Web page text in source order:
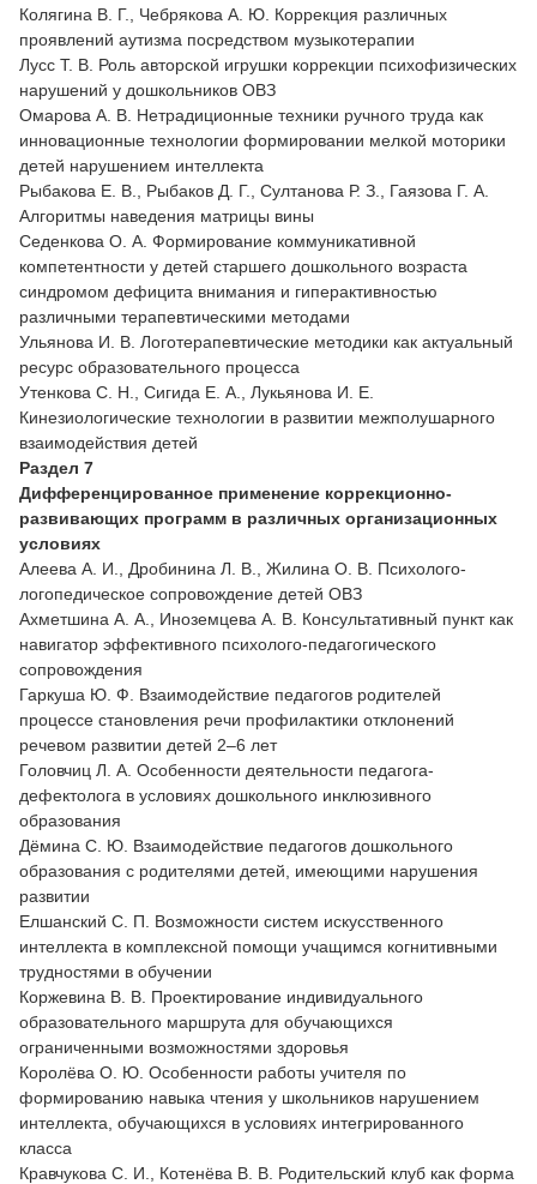
Колягина В. Г., Чебрякова А. Ю. Коррекция различных
проявлений аутизма посредством музыкотерапии
Лусс Т. В. Роль авторской игрушки коррекции психофизических
нарушений у дошкольников ОВЗ
Омарова А. В. Нетрадиционные техники ручного труда как
инновационные технологии формировании мелкой моторики
детей нарушением интеллекта
Рыбакова Е. В., Рыбаков Д. Г., Султанова Р. З., Гаязова Г. А.
Алгоритмы наведения матрицы вины
Седенкова О. А. Формирование коммуникативной
компетентности у детей старшего дошкольного возраста
синдромом дефицита внимания и гиперактивностью
различными терапевтическими методами
Ульянова И. В. Логотерапевтические методики как актуальный
ресурс образовательного процесса
Утенкова С. Н., Сигида Е. А., Лукьянова И. Е.
Кинезиологические технологии в развитии межполушарного
взаимодействия детей
Раздел 7
Дифференцированное применение коррекционно-
развивающих программ в различных организационных
условиях
Алеева А. И., Дробинина Л. В., Жилина О. В. Психолого-
логопедическое сопровождение детей ОВЗ
Ахметшина А. А., Иноземцева А. В. Консультативный пункт как
навигатор эффективного психолого-педагогического
сопровождения
Гаркуша Ю. Ф. Взаимодействие педагогов родителей
процессе становления речи профилактики отклонений
речевом развитии детей 2–6 лет
Головчиц Л. А. Особенности деятельности педагога-
дефектолога в условиях дошкольного инклюзивного
образования
Дёмина С. Ю. Взаимодействие педагогов дошкольного
образования с родителями детей, имеющими нарушения
развитии
Елшанский С. П. Возможности систем искусственного
интеллекта в комплексной помощи учащимся когнитивными
трудностями в обучении
Коржевина В. В. Проектирование индивидуального
образовательного маршрута для обучающихся
ограниченными возможностями здоровья
Королёва О. Ю. Особенности работы учителя по
формированию навыка чтения у школьников нарушением
интеллекта, обучающихся в условиях интегрированного
класса
Кравчукова С. И., Котенёва В. В. Родительский клуб как форма